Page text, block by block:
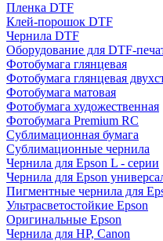
Пленка DTF
Клей-порошок DTF
Чернила DTF
Оборудование для DTF-
Фотобумага глянцевая
Фотобумага глянцевая
Фотобумага матовая
Фотобумага художественная
Фотобумага Premium RC
Сублимационная бумага
Сублимационные чернила
Чернила для Epson L - серии
Чернила для Epson
Пигментные чернила для
Ультрасветостойкие Epson
Оригинальные Epson
Чернила для HP, Canon